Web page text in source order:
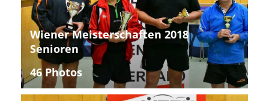
Wiener Meisterschaften 2018
Senioren
46 Photos